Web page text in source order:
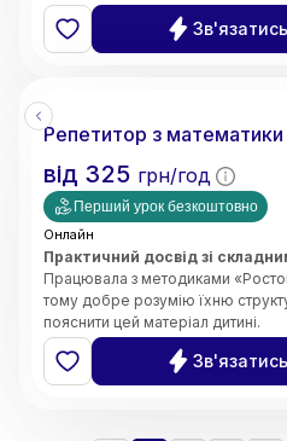
та 2020 Університет
рівень магістра за
Маю досвід викладання вже 10
Репетитор з
від 325 грн/год
Перший урок безкоштовно
Онлайн
Практичний досвід зі
Працювала з методиками
тому добре розумію їхню
пояснити цей матеріал дитині.
Системність та організація:
ступеню з менеджменту, я чітко
прогресом учня та ефективно